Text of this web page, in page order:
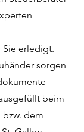
Sie erledigt.
sorgen
beim
dem